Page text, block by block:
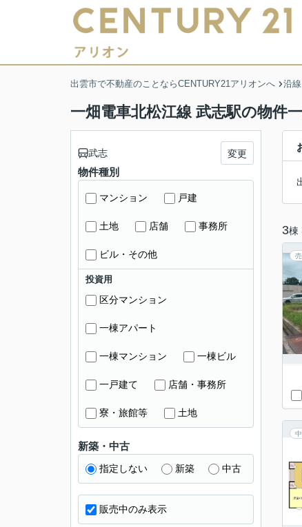
出雲市で不動産のことならCENTURY21アリオンへ 沿
一畑電車北松江線 武志駅の物件
3棟
武志 変更
物件種別
マンション 戸建
土地 店舗 事務所
ビル・その他
投資用
区分マンション
一棟アパート
一棟マンション 一棟ビル
一戸建て 店舗・事務所
寮・旅館等 土地
新築・中古
指定しない 新築 中古
販売中のみ表示